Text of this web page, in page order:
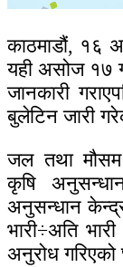
काठमाडौं, १६
यही असोज १७
जानकारी
बुलेटिन जारी
जल तथा मौसम
कृषि
अनुसन्धान
भारी÷अति
अनुरोध